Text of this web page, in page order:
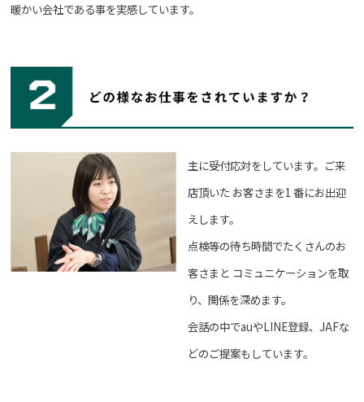
暖かい会社である事を実感しています。
主に受付応対をしています。ご来
店頂いたお客さまを1 番にお出迎
えします。
点検等の待ち時間でたくさんのお
客さまと コミュニケーションを取
り、関係を深めます。
会話の中でauやLINE登録、JAFな
どのご提案もしています。